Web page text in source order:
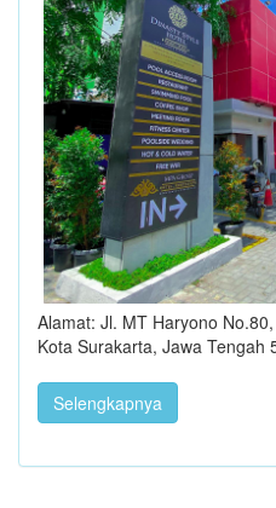
Alamat: Jl. MT Haryono
Kota Surakarta, Jawa Tengah
Selengkapnya